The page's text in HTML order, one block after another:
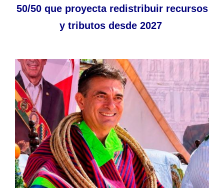
50/50 que proyecta redistribuir recursos
y tributos desde 2027